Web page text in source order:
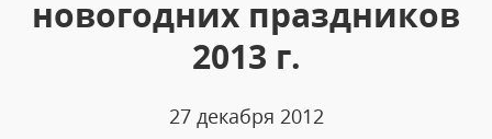
новогодних праздников
2013 г.
27 декабря 2012